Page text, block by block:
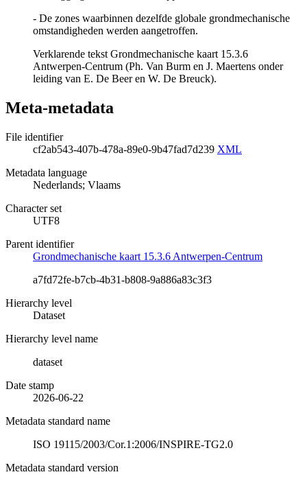
- De zones waarbinnen dezelfde globale grondmechanische
omstandigheden werden aangetroffen.
Verklarende tekst Grondmechanische kaart 15.3.6
Antwerpen-Centrum (Ph. Van Burm en J. Maertens onder
leiding van E. De Beer en W. De Breuck).
Meta-metadata
File identifier
cf2ab543-407b-478a-89e0-9b47fad7d239 XML
Metadata language
Nederlands; Vlaams
Character set
UTF8
Parent identifier
Grondmechanische kaart 15.3.6 Antwerpen-Centrum
a7fd72fe-b7cb-4b31-b808-9a886a83c3f3
Hierarchy level
Dataset
Hierarchy level name
dataset
Date stamp
2026-06-22
Metadata standard name
ISO 19115/2003/Cor.1:2006/INSPIRE-TG2.0
Metadata standard version